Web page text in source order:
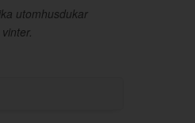
utomhusdukar